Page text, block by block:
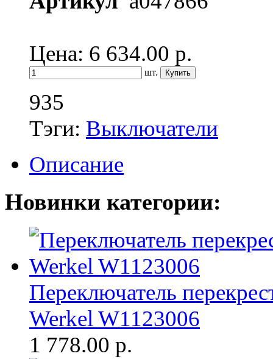
Цена: 6 634.00 р.
шт.
935
Тэги: Выключатели
Описание
Новинки категории:
Переключатель
Werkel W1123006
1 778.00 р.